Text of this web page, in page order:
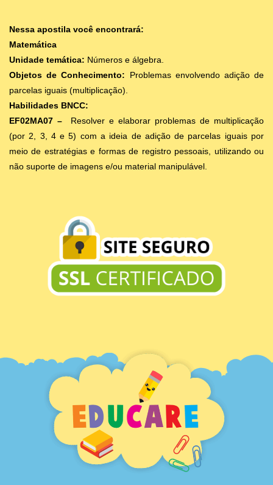
Nessa apostila você encontrará:
Matemática
Unidade temática: Números e álgebra.
Objetos de Conhecimento: Problemas envolvendo adição de
parcelas iguais (multiplicação).
Habilidades BNCC:
EF02MA07 – Resolver e elaborar problemas de multiplicação
(por 2, 3, 4 e 5) com a ideia de adição de parcelas iguais por
meio de estratégias e formas de registro pessoais, utilizando ou
não suporte de imagens e/ou material manipulável.